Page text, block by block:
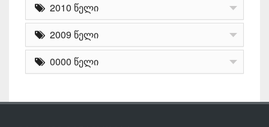
2010 წელი
2009 წელი
0000 წელი